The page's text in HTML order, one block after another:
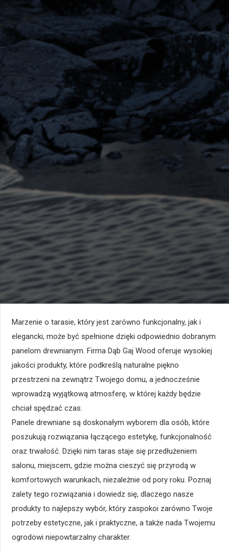
Marzenie o tarasie, który jest zarówno funkcjonalny, jak i
elegancki, może być spełnione dzięki odpowiednio dobranym
panelom drewnianym. Firma Dąb Gaj Wood oferuje wysokiej
jakości produkty, które podkreślą naturalne piękno
przestrzeni na zewnątrz Twojego domu, a jednocześnie
wprowadzą wyjątkową atmosferę, w której każdy będzie
chciał spędzać czas.
Panele drewniane są doskonałym wyborem dla osób, które
poszukują rozwiązania łączącego estetykę, funkcjonalność
oraz trwałość. Dzięki nim taras staje się przedłużeniem
salonu, miejscem, gdzie można cieszyć się przyrodą w
komfortowych warunkach, niezależnie od pory roku. Poznaj
zalety tego rozwiązania i dowiedz się, dlaczego nasze
produkty to najlepszy wybór, który zaspokoi zarówno Twoje
potrzeby estetyczne, jak i praktyczne, a także nada Twojemu
ogrodowi niepowtarzalny charakter.